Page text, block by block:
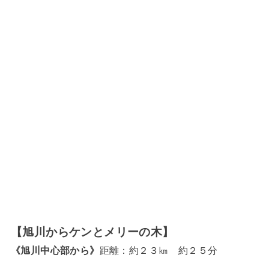
【旭川からケンとメリーの木】
《旭川中心部から》 距離：約２３㎞ 約２５分